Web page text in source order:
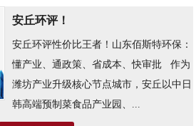
安丘环评！
安丘环评性价比王者！山东佰斯特环保：
懂产业、通政策、省成本、快审批 ​ ​ 作为
潍坊产业升级核心节点城市，安丘以中日
韩高端预制菜食品产业园、...